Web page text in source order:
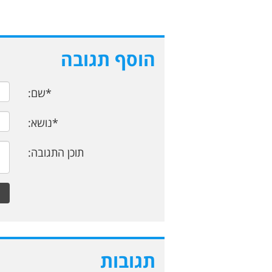
הוסף תגובה
*שם:
*נושא:
תוכן התגובה:
תגובות